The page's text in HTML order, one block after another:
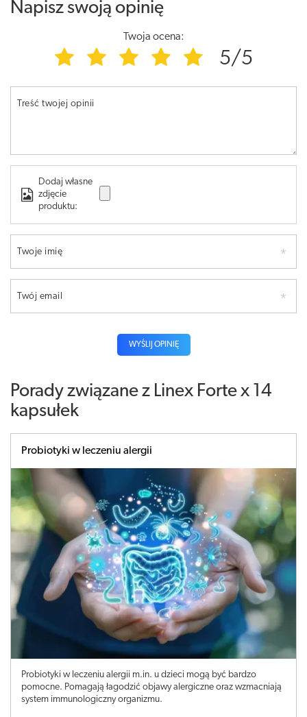
Napisz swoją opinię
Twoja ocena:
5/5
Treść twojej opinii
Dodaj własne
zdjęcie
produktu:
Twoje imię
Twój email
WYŚLIJ OPINIĘ
Porady związane z Linex Forte x 14
kapsułek
Probiotyki w leczeniu alergii
Probiotyki w leczeniu alergii m.in. u dzieci mogą być bardzo
pomocne. Pomagają łagodzić objawy alergiczne oraz wzmacniają
system immunologiczny organizmu.